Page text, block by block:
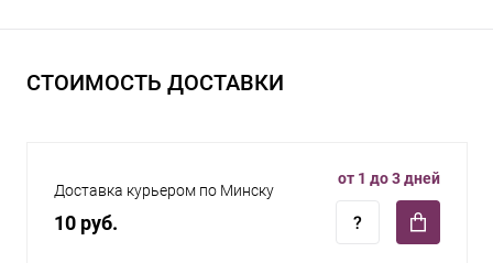
СТОИМОСТЬ ДОСТАВКИ
Доставка курьером по Минску
10 руб.
от 1 до 3 дней